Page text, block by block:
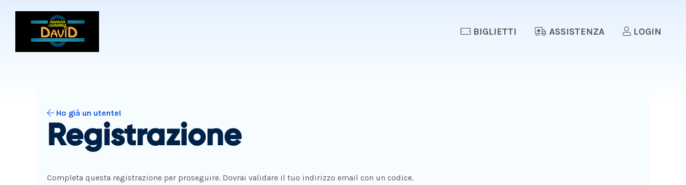
BIGLIETTI ASSISTENZA LOGIN
Ho già un utente!
Registrazione
Completa questa registrazione per proseguire. Dovrai validare il tuo indirizzo email con un codice.